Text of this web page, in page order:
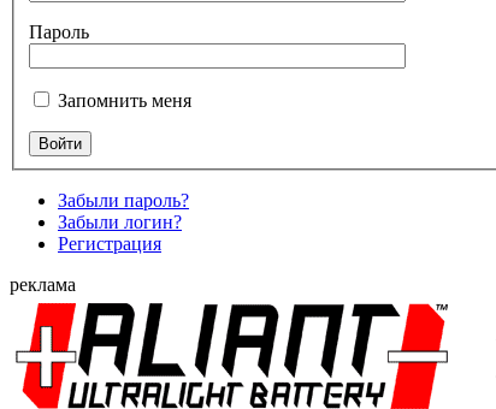
Пароль
Запомнить меня
Забыли пароль?
Забыли логин?
Регистрация
реклама